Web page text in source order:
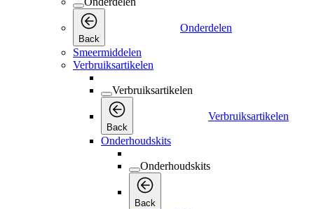
Back
Onderdelen
Smeermiddelen
Verbruiksartikelen
Verbruiksartikelen
Back
Verbruiksartikelen
Onderhoudskits
Onderhoudskits
Back